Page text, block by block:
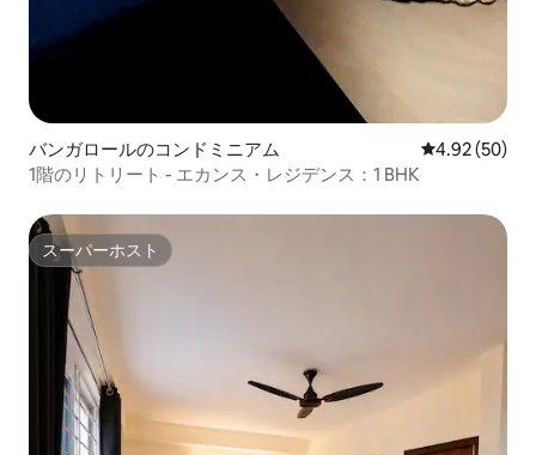
バンガロールのコンドミニアム レビュー50
4.92 (50)
1階のリトリート - エカンス・レジデンス：1 BHK
スーパーホスト
スーパーホスト